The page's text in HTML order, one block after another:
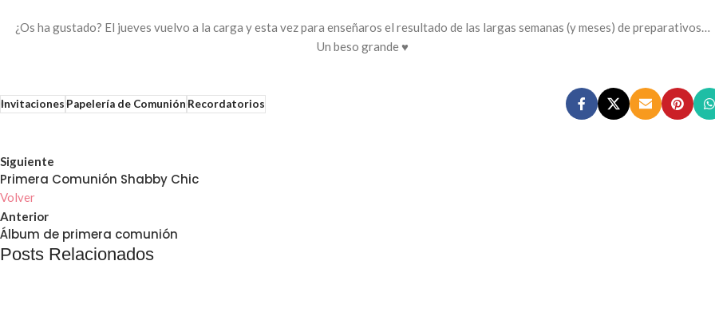
¿Os ha gustado? El jueves vuelvo a la carga y esta vez para enseñaros el resultado de las largas semanas (y meses) de preparativos…
Un beso grande ♥
InvitacionesPapelería de ComuniónRecordatorios
Siguiente
Primera Comunión Shabby Chic
Volver
Anterior
Álbum de primera comunión
Posts Relacionados